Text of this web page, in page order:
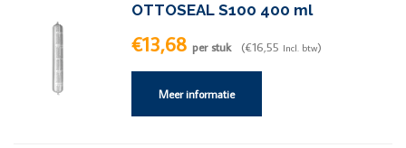
OTTOSEAL S100 400 ml
€13,68 per stuk (€16,55 Incl. btw)
Meer informatie